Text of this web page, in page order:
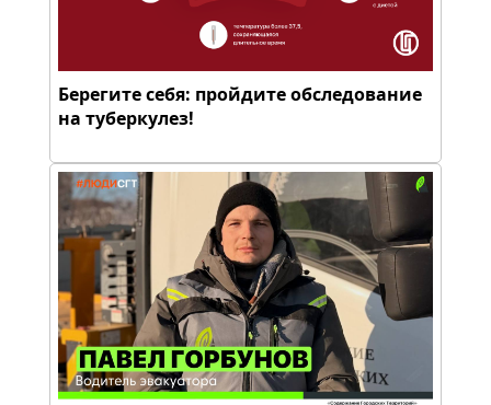
Берегите себя: пройдите обследование
на туберкулез!